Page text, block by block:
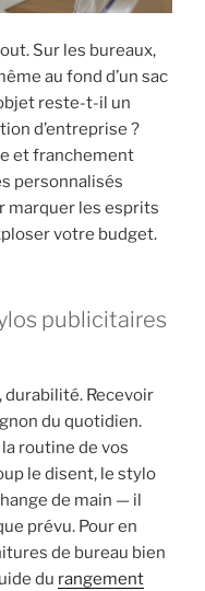
Sur les bureaux,
au fond d’un sac
reste-t-il un
d’entreprise ?
et franchement
personnalisés
marquer les esprits
votre budget.
publicitaires
durabilité. Recevoir
du quotidien.
routine de vos
le disent, le stylo
de main — il
prévu. Pour en
de bureau bien
du rangement